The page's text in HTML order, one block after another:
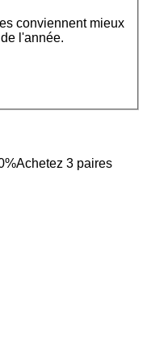
conviennent mieux
l'année.
Achetez 3 paires